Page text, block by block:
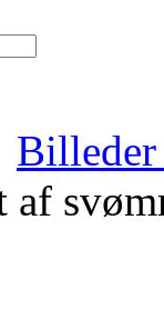
Billeder
af